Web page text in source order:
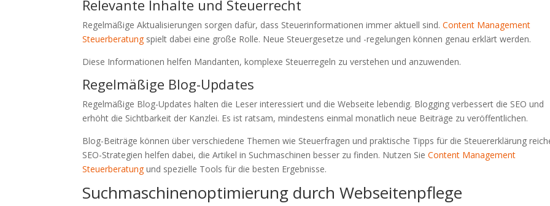
Relevante Inhalte und Steuerrecht
Regelmäßige Aktualisierungen sorgen dafür, dass Steuerinformationen immer aktuell sind.Content Management
Steuerberatungspielt dabei eine große Rolle. Neue Steuergesetze und -regelungen können genau erklärt werden.
Diese Informationen helfen Mandanten, komplexe Steuerregeln zu verstehen und anzuwenden.
Regelmäßige Blog-Updates
Regelmäßige Blog-Updates halten die Leser interessiert und die Webseite lebendig. Blogging verbessert die SEO und
erhöht die Sichtbarkeit der Kanzlei. Es ist ratsam, mindestens einmal monatlich neue Beiträge zu veröffentlichen.
Blog-Beiträge können über verschiedene Themen wie Steuerfragen und praktische Tipps für die Steuererklärung
SEO-Strategien helfen dabei, die Artikel in Suchmaschinen besser zu finden. Nutzen SieContent Management
Steuerberatungund spezielle Tools für die besten Ergebnisse.
Suchmaschinenoptimierung durch Webseitenpflege